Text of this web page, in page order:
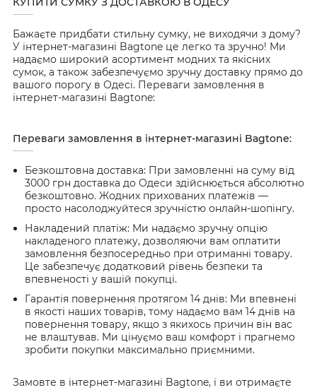
Бажаєте придбати стильну сумку, не виходячи з дому?
У інтернет-магазині Bagtone це легко та зручно! Ми
надаємо широкий асортимент модних та якісних
сумок, а також забезпечуємо зручну доставку прямо до
вашого порогу в Одесі. Переваги замовлення в
інтернет-магазині Bagtone:
Переваги замовлення в інтернет-магазині Bagtone:
Безкоштовна доставка: При замовленні на суму від
3000 грн доставка до Одеси здійснюється абсолютно
безкоштовно. Жодних прихованих платежів —
просто насолоджуйтеся зручністю онлайн-шопінгу.
Накладений платіж: Ми надаємо зручну опцію
накладеного платежу, дозволяючи вам оплатити
замовлення безпосередньо при отриманні товару.
Це забезпечує додатковий рівень безпеки та
впевненості у вашій покупці.
Гарантія повернення протягом 14 днів: Ми впевнені
в якості наших товарів, тому надаємо вам 14 днів на
повернення товару, якщо з якихось причин він вас
не влаштував. Ми цінуємо ваш комфорт і прагнемо
зробити покупки максимально приємними.
Замовте в інтернет-магазині Bagtone, і ви отримаєте